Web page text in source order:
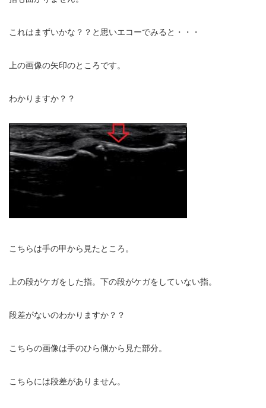
これはまずいかな？？と思いエコーでみると・・・
上の画像の矢印のところです。
わかりますか？？
こちらは手の甲から見たところ。
上の段がケガをした指。下の段がケガをしていない指。
段差がないのわかりますか？？
こちらの画像は手のひら側から見た部分。
こちらには段差がありません。